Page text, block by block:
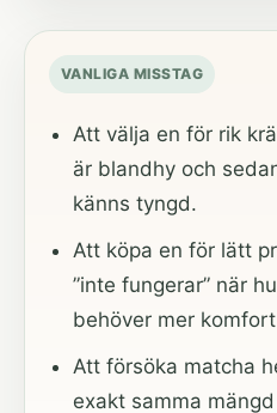
VANLIGA MISSTAG
Att välja en för rik
är blandhy och
känns tyngd.
Att köpa en för lätt
”inte fungerar” när
behöver mer
Att försöka matcha
exakt samma